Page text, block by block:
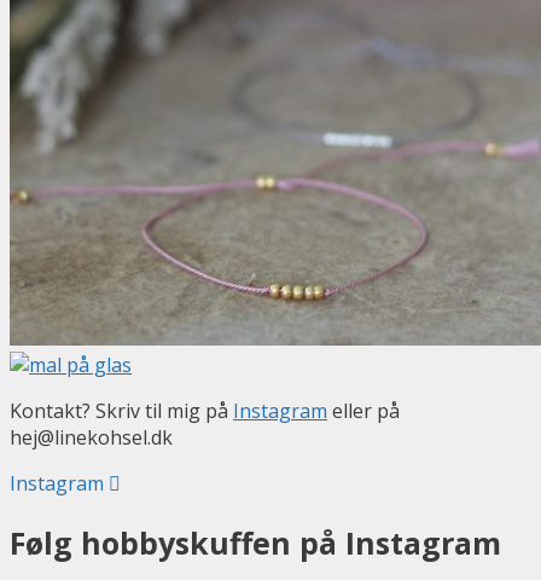
Kontakt? Skriv til mig på Instagram eller på
hej@linekohsel.dk
Instagram
Følg hobbyskuffen på Instagram